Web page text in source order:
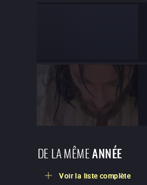
DE LA MÊMEANNÉE
Voir la liste complète